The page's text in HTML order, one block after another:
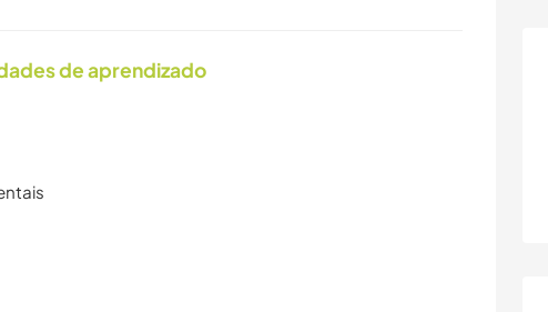
de aprendizado